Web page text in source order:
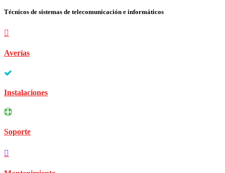
Técnicos de sistemas de telecomunicación e informáticos
Averías
Instalaciones
Soporte